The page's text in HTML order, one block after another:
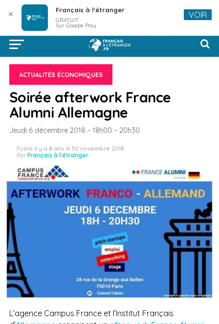
ACTUALITÉS ÉCONOMIQUES
Soirée afterwork France
Alumni Allemagne
Jeudi 6 décembre 2018 – 18h00 – 20h30
Publié il y a 8 ans le 30 novembre 2018
Par Français à l'étranger
L’agence Campus France et l’Institut Français
✕ Français à l'étranger
GRATUIT
Sur Google Play
VOIR